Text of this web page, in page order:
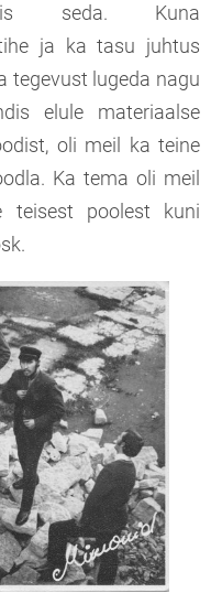
seda. Kuna
ja ka tasu juhtus
tegevust lugeda nagu
elule materiaalse
oli meil ka teine
Ka tema oli meil
teisest poolest kuni